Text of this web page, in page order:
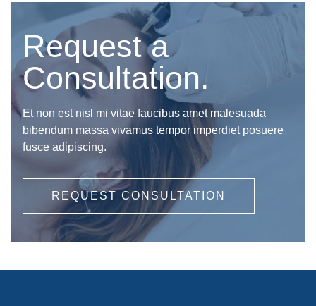
Request a
Consultation.
Et non est nisl mi vitae faucibus amet malesuada
bibendum massa vivamus tempor imperdiet posuere
fusce adipiscing.
REQUEST CONSULTATION